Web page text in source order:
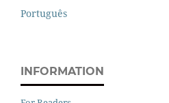
Português
INFORMATION